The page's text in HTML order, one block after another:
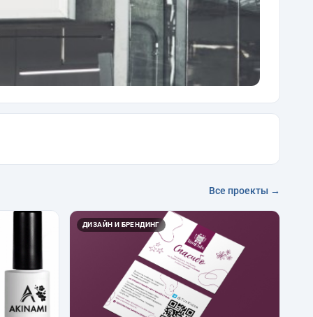
Все проекты →
ДИЗАЙН И БРЕНДИНГ